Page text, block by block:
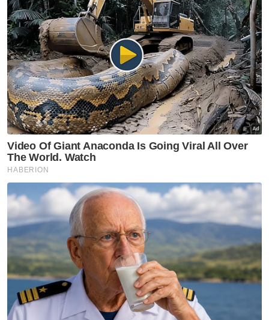
yang layak.
Berita Telus & Tulus menerusi E-Mel setiap
hari!
Menurutnya, pada harga RON95 tanpa
subsidi semasa RM3.72 seliter, penggunaan
200 liter akan menelan kos RM744.
Dalam pada itu, kementerian berkenaan
menegaskan, bagi mengimbangi kos sara
hidup rakyat dan keperluan perbelanjaan
fiskal secara berhemat, kerajaan akan terus